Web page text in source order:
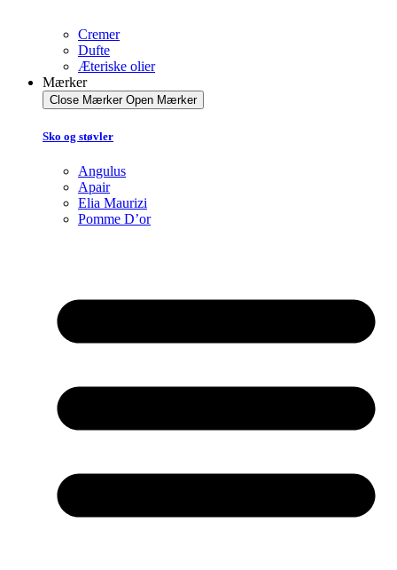
Cremer
Dufte
Æteriske olier
Mærker
Close Mærker Open Mærker
Sko og støvler
Angulus
Apair
Elia Maurizi
Pomme D’or